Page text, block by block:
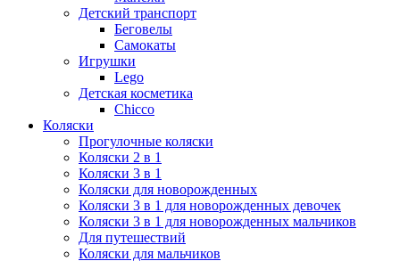
Детский транспорт
Беговелы
Самокаты
Игрушки
Lego
Детская косметика
Chicco
Коляски
Прогулочные коляски
Коляски 2 в 1
Коляски 3 в 1
Коляски для новорожденных
Коляски 3 в 1 для новорожденных девочек
Коляски 3 в 1 для новорожденных мальчиков
Для путешествий
Коляски для мальчиков